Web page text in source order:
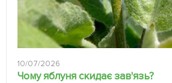
10/07/2026
Чому яблуня скидає зав'язь?